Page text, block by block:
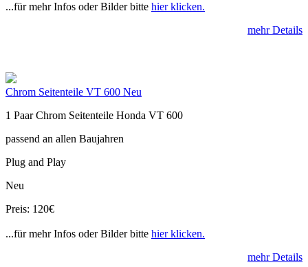
...für mehr Infos oder Bilder bitte hier klicken.
mehr Details
Chrom Seitenteile VT 600 Neu
1 Paar Chrom Seitenteile Honda VT 600
passend an allen Baujahren
Plug and Play
Neu
Preis: 120€
...für mehr Infos oder Bilder bitte hier klicken.
mehr Details